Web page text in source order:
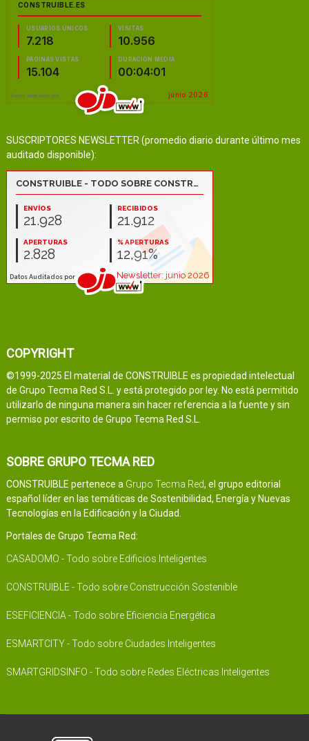
SUSCRIPTORES NEWSLETTER (promedio diario durante último mes
auditado disponible):
COPYRIGHT
©1999-2025 El material de CONSTRUIBLE es propiedad intelectual
de Grupo Tecma Red S.L. y está protegido por ley. No está permitido
utilizarlo de ninguna manera sin hacer referencia a la fuente y sin
permiso por escrito de Grupo Tecma Red S.L.
SOBRE GRUPO TECMA RED
CONSTRUIBLE pertenece a Grupo Tecma Red, el grupo editorial
español líder en las temáticas de Sostenibilidad, Energía y Nuevas
Tecnologías en la Edificación y la Ciudad.
Portales de Grupo Tecma Red:
CASADOMO - Todo sobre Edificios Inteligentes
CONSTRUIBLE - Todo sobre Construcción Sostenible
ESEFICIENCIA - Todo sobre Eficiencia Energética
ESMARTCITY - Todo sobre Ciudades Inteligentes
SMARTGRIDSINFO - Todo sobre Redes Eléctricas Inteligentes